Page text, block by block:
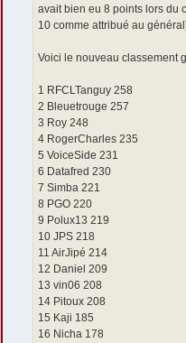
avait bien eu 8 points lors du
10 comme attribué au
Voici le nouveau classement
1 RFCLTanguy 258
2 Bleuetrouge 257
3 Roy 248
4 RogerCharles 235
5 VoiceSide 231
6 Datafred 230
7 Simba 221
8 PGO 220
9 Polux13 219
10 JPS 218
11 AirJipé 214
12 Daniel 209
13 vin06 208
14 Pitoux 208
15 Kaji 185
16 Nicha 178